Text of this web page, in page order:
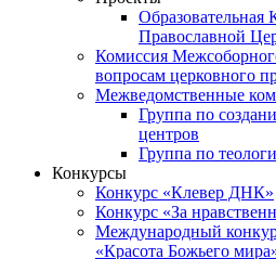
Образовательная
Православной
Комиссия
вопросам церковного
Межведомственные
Группа по
центров
Группа по
Конкурсы
Конкурс «Клевер ДНК»
Конкурс «За
Международный
«Красота Божьего